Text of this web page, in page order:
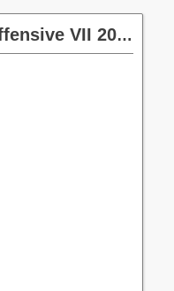
VII 2026